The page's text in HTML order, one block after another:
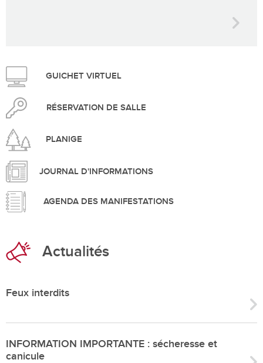
GUICHET VIRTUEL
RÉSERVATION DE SALLE
PLANIGE
JOURNAL D'INFORMATIONS
AGENDA DES MANIFESTATIONS
Actualités
Feux interdits
INFORMATION IMPORTANTE : sécheresse et
canicule